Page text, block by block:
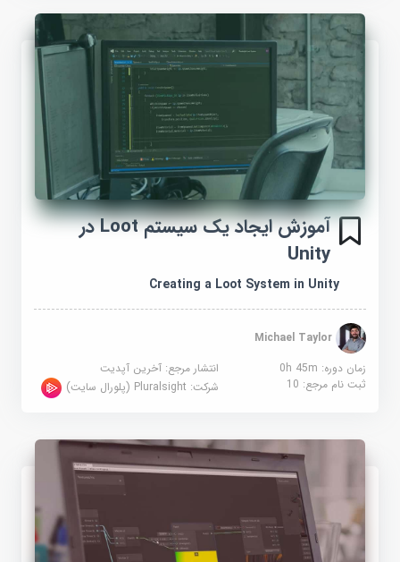
آموزش ایجاد یک سیستم Loot در
Unity
Creating a Loot System in Unity
Michael Taylor
زمان دوره: 0h 45m
انتشار مرجع:آخرین آپدیت
ثبت نام مرجع:10 شرکت:Pluralsight (پلورال سایت)